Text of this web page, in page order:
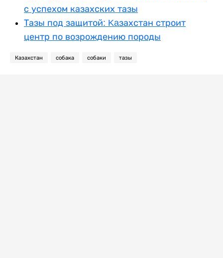
с успехом казахских тазы
Тазы под защитой: Kaзахстан строит
центр по возрождению породы
Казахстан собака собаки тазы